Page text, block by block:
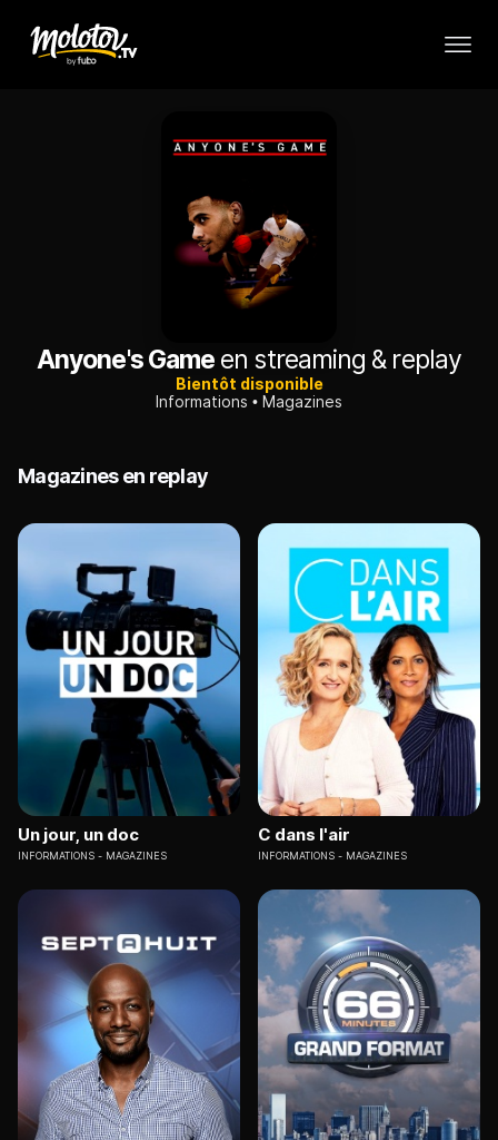
Anyone's Game en streaming & replay
Bientôt disponible
Informations
Magazines
Magazines en replay
Un jour, un doc
INFORMATIONS MAGAZINES
C dans l'air
INFORMATIONS MAGAZINES